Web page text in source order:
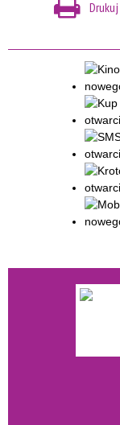
Drukuj